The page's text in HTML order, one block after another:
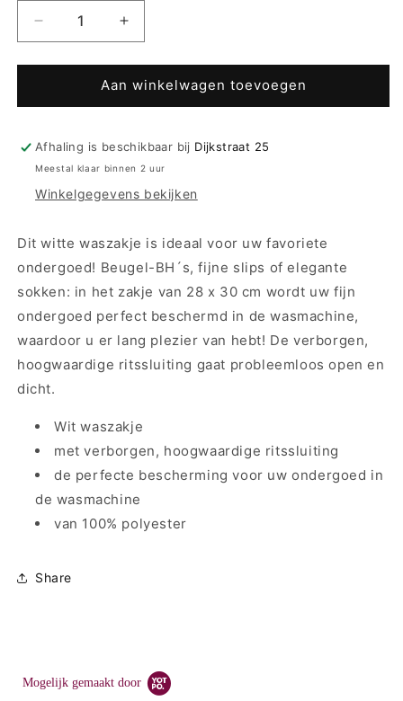
Aantal
verlagen
voor
comfort
Aantal
verhogen
voor
Anita
comfort
Aan winkelwagen toevoegen
Afhaling is beschikbaar bij Dijkstraat 25
Meestal klaar binnen 2 uur
Winkelgegevens bekijken
Dit witte waszakje is ideaal voor uw favoriete
ondergoed! Beugel-BH´s, fijne slips of elegante
sokken: in het zakje van 28 x 30 cm wordt uw fijn
ondergoed perfect beschermd in de wasmachine,
waardoor u er lang plezier van hebt! De verborgen,
hoogwaardige ritssluiting gaat probleemloos open en
dicht.
Wit waszakje
met verborgen, hoogwaardige ritssluiting
de perfecte bescherming voor uw ondergoed in
de wasmachine
van 100% polyester
Share
Mogelijk gemaakt door